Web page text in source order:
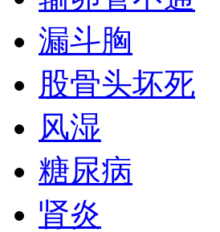
漏斗胸
股骨头坏死
风湿
糖尿病
肾炎